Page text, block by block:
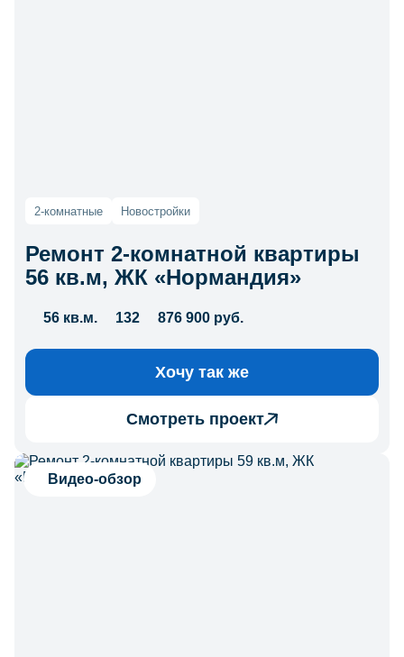
2-комнатные Новостройки
Ремонт 2-комнатной квартиры
56 кв.м, ЖК «Нормандия»
56 кв.м. 132 876 900 руб.
Хочу так же
Смотреть проект
Видео-обзор